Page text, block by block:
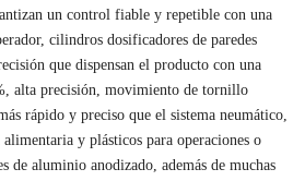
un control fiable y repetible con una
cilindros dosificadores de paredes
que dispensan el producto con una
alta precisión, movimiento de tornillo
rápido y preciso que el sistema neumático,
y plásticos para operaciones o
de aluminio anodizado, además de muchas